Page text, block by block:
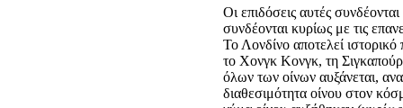
Οι επιδόσεις αυτές
συνδέονται κυρίως με τις
Το Λονδίνο αποτελεί
το Χονγκ Κονγκ, τη
όλων των οίνων αυξάνεται,
διαθεσιμότητα οίνου στον